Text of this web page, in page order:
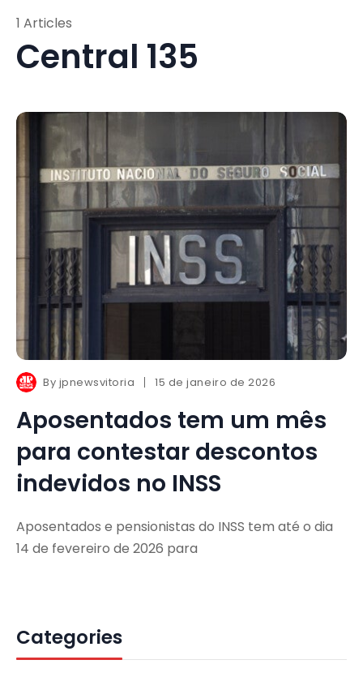
Central 135
1 Articles
By jpnewsvitoria 15 de janeiro de 2026
Aposentados tem um mês
para contestar descontos
indevidos no INSS
Aposentados e pensionistas do INSS tem até o dia
14 de fevereiro de 2026 para
Categories